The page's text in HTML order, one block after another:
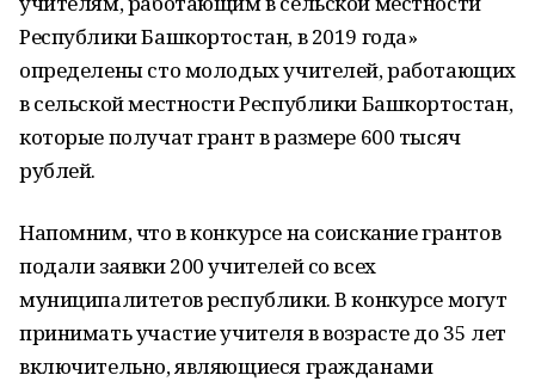
Республики Башкортостан, в 2019 года»
определены сто молодых учителей, работающих
в сельской местности Республики Башкортостан,
которые получат грант в размере 600 тысяч
рублей.
Напомним, что в конкурсе на соискание грантов
подали заявки 200 учителей со всех
муниципалитетов республики. В конкурсе могут
принимать участие учителя в возрасте до 35 лет
включительно, являющиеся гражданами